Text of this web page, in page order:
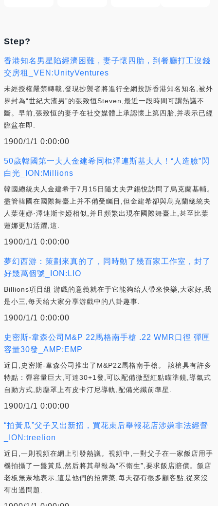
Step?
香港知名男星陷經濟困難，妻子懷四胎，到餐廳打工沒錢
交房租_VEN:UnityVentures
未經授權嚴禁轉載,發現抄襲者將進行全網投訴香港知名知名,被外
界封為“世紀大渣男”的張致恒Steven,最近一段時間可謂熱議不
斷。早前,張致恒的妻子在社交媒體上承認懷上第四胎,并表示已經
臨盆在即.
1900/1/1 0:00:00
50歲韓國第一夫人金建希同框澤連斯基夫人！“人造臉”閃
白光_ION:Millions
韓國總統夫人金建希于7月15日隨丈夫尹錫悅訪問了烏克蘭基輔。
盡管韓國在國際舞臺上并不備受矚目,但金建希卻與烏克蘭總統夫
人葉蓮娜·澤連斯卡婭相似,并且頻繁出現在國際舞臺上,甚至比葉
蓮娜更加活躍,這.
1900/1/1 0:00:00
夢幻西游：策劃來真的了，同時動了幾百家工作室，封了
好幾萬個號_ION:LIO
Billions項目組 游戲的意義就在于它能夠給人帶來快樂,大家好,我
是小三,每天給大家分享游戲中的八卦趣事.
1900/1/1 0:00:00
史密斯-韋森公司M&P 22馬格南手槍 .22 WMR口徑 彈匣
容量30發_AMP:EMP
近日,史密斯-韋森公司推出了M&P22馬格南手槍。 該槍具有許多
特點：彈容量巨大,可達30+1發,可以配備微型紅點瞄準鏡,導氣式
自動方式,防塵罩上有皮卡汀尼導軌,配備光纖前準星.
1900/1/1 0:00:00
“拍黃瓜”父子又出新招，買花束后舉報花店涉嫌非法經營
_ION:treelion
近日,一則視頻在網上引發熱議。視頻中,一對父子在一家飯店用手
機拍攝了一盤黃瓜,然后將其舉報為“不衛生”,要求飯店賠償。飯店
老板無奈地表示,這是他們的招牌菜,每天都有很多顧客點,從來沒
有出過問題.